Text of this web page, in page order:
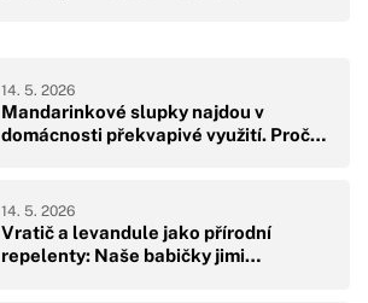
Mandarinkové slupky najdou v
domácnosti překvapivé využití. Proč…
14. 5. 2026
Vratič a levandule jako přírodní
repelenty: Naše babičky jimi…
14. 5. 2026